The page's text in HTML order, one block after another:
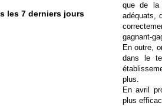
que de la
adéquats,
gagnant-
En outre,
dans le
plus.
En avril
plus
les 7 derniers jours